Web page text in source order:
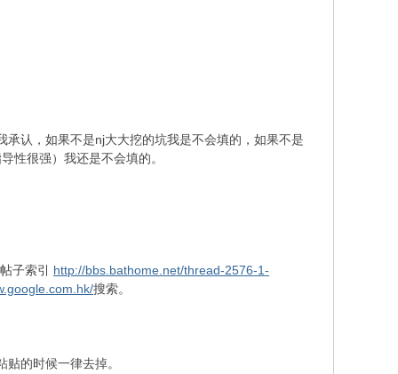
认，如果不是nj大大挖的坑我是不会填的，如果不是
性很强）我还是不会填的。
子索引 http://bbs.bathome.net/thread-2576-1-
搜索。
的时候一律去掉。